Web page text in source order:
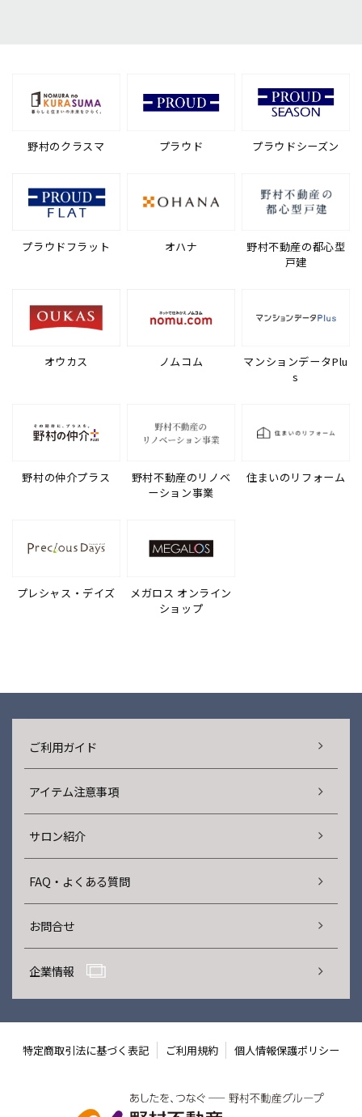
野村のクラスマ プラウド プラウドシーズン
プラウドフラット オハナ
野村不動産の都心型
戸建
オウカス ノムコム
マンションデータPlu
s
野村の仲介プラス
野村不動産のリノベ
ーション事業
住まいのリフォーム
プレシャス・デイズ
メガロス オンライン
ショップ
ご利用ガイド
アイテム注意事項
サロン紹介
FAQ・よくある質問
お問合せ
企業情報
特定商取引法に基づく表記 ご利用規約 個人情報保護ポリシー